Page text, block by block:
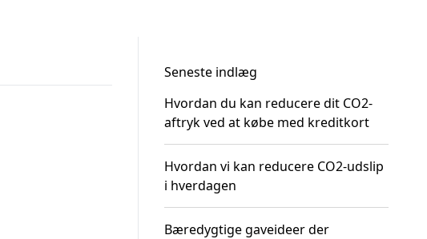
Seneste indlæg
Hvordan du kan reducere dit CO2-
aftryk ved at købe med kreditkort
Hvordan vi kan reducere CO2-udslip
i hverdagen
Bæredygtige gaveideer der